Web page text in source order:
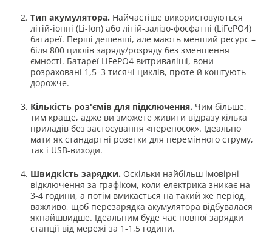
Тип акумулятора. Найчастіше використовуються
літій-іонні (Li-Ion) або літій-залізо-фосфатні (LiFePO4)
батареї. Перші дешевші, але мають менший ресурс –
біля 800 циклів заряду/розряду без зменшення
ємності. Батареї LiFePO4 витриваліші, вони
розраховані 1,5–3 тисячі циклів, проте й коштують
дорожче.
Кількість роз'ємів для підключення. Чим більше,
тим краще, адже ви зможете живити відразу кілька
приладів без застосування «переносок». Ідеально
мати як стандартні розетки для перемінного струму,
так і USB-виходи.
Швидкість зарядки. Оскільки найбільш імовірні
відключення за графіком, коли електрика зникає на
3-4 години, а потім вмикається на такий же період,
важливо, щоб перезарядка акумулятора відбувалася
якнайшвидше. Ідеальним буде час повної зарядки
станції від мережі за 1-1,5 години.